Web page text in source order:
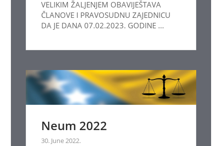
VELIKIM ŽALJENJEM OBAVIJEŠTAVA
ČLANOVE I PRAVOSUDNU ZAJEDNICU
DA JE DANA 07.02.2023. GODINE ...
Neum 2022
30. June 2022.